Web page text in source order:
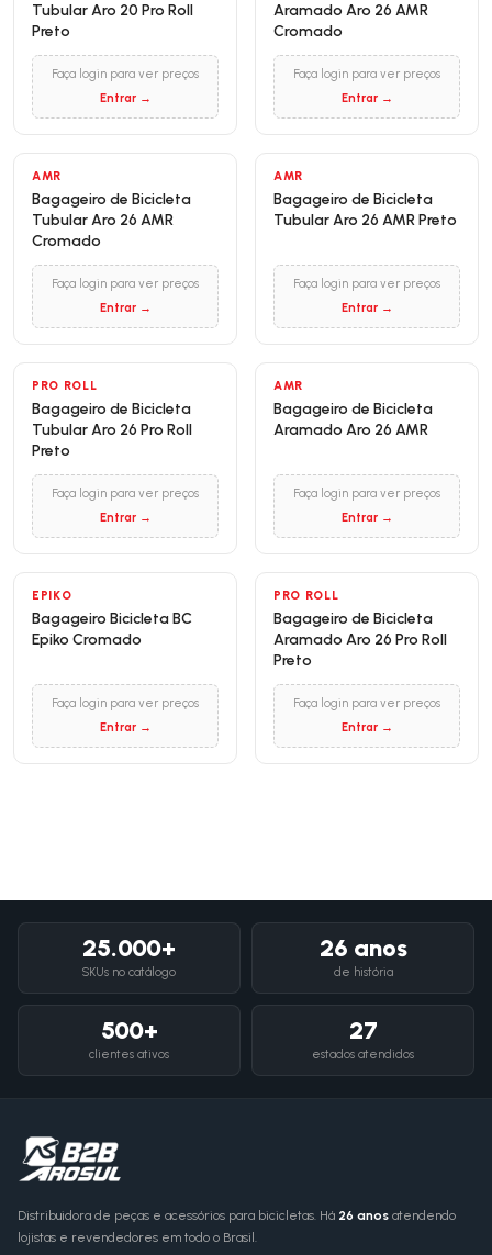
Tubular Aro 20 Pro Roll
Preto
Faça login para ver preços
Entrar →
Aramado Aro 26 AMR
Cromado
Faça login para ver preços
Entrar →
AMR
Bagageiro de Bicicleta
Tubular Aro 26 AMR
Cromado
Faça login para ver preços
Entrar →
AMR
Bagageiro de Bicicleta
Tubular Aro 26 AMR Preto
Faça login para ver preços
Entrar →
PRO ROLL
Bagageiro de Bicicleta
Tubular Aro 26 Pro Roll
Preto
Faça login para ver preços
Entrar →
AMR
Bagageiro de Bicicleta
Aramado Aro 26 AMR
Faça login para ver preços
Entrar →
EPIKO
Bagageiro Bicicleta BC
Epiko Cromado
Faça login para ver preços
Entrar →
PRO ROLL
Bagageiro de Bicicleta
Aramado Aro 26 Pro Roll
Preto
Faça login para ver preços
Entrar →
25.000+
SKUs no catálogo
26 anos
de história
500+
clientes ativos
27
estados atendidos
Distribuidora de peças e acessórios para bicicletas. Há 26 anos atendendo
lojistas e revendedores em todo o Brasil.